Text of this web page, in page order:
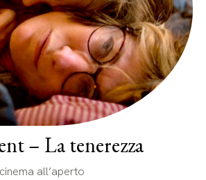
– La tenerezza
all’aperto